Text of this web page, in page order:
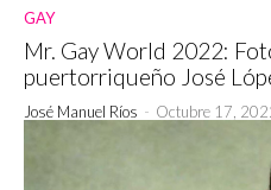
GAY
Mr. Gay World 2022:
puertorriqueño José
José Manuel Ríos - Octubre 17,